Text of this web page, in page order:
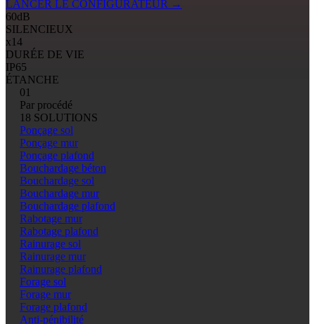
LANCER LE CONFIGURATEUR →
60dB
SILENCIEUX
x14
DURÉE DE VIE
IP65
ÉTANCHE
01
Par procédé
18 SOLUTIONS
Ponçage sol
Ponçage mur
Ponçage plafond
Bouchardage béton
Bouchardage sol
Bouchardage mur
Bouchardage plafond
Rabotage mur
Rabotage plafond
Rainurage sol
Rainurage mur
Rainurage plafond
Forage sol
Forage mur
Forage plafond
Anti-pénibilité